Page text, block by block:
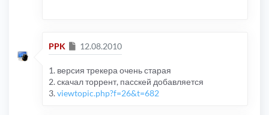
PPK Сообщение
12.08.2010
1. версия трекера очень старая
2. скачал торрент, пасскей добавляется
3.viewtopic.php?f=26&t=682